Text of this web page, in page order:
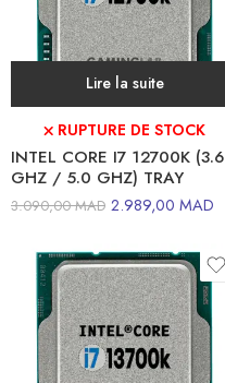
Lire la suite
⛌ RUPTURE DE STOCK
INTEL CORE I7 12700K (3.6
GHZ / 5.0 GHZ) TRAY
3.090,00MAD 2.989,00 MAD